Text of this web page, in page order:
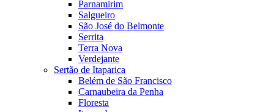
Parnamirim
Salgueiro
São José do Belmonte
Serrita
Terra Nova
Verdejante
Sertão de Itaparica
Belém de São Francisco
Carnaubeira da Penha
Floresta